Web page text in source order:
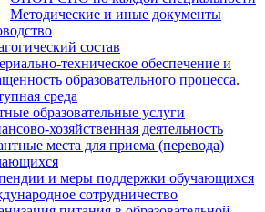
Методические и иные документы
состав
техническое обеспечение и
образовательного процесса.
среда
образовательные услуги
хозяйственная деятельность
места для приема (перевода)
и меры поддержки обучающихся
сотрудничество